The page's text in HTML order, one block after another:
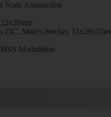
Scale Anbauteilen
Molex-Stecker,
Modulation